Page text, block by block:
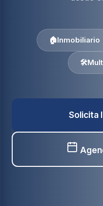
🏠Inmobiliario
🛠️
Solicita